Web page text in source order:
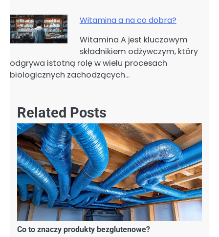
Witamina a na co dobra?
Witamina A jest kluczowym
składnikiem odżywczym, który
odgrywa istotną rolę w wielu procesach
biologicznych zachodzących…
Related Posts
Co to znaczy produkty bezglutenowe?